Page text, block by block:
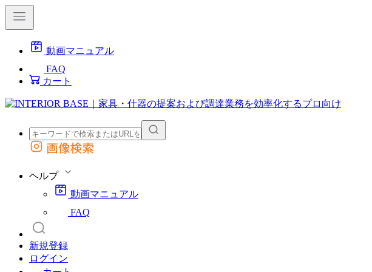
動画マニュアル
FAQ
カート
外部サイトの商品をカートに追加
画像検索
ヘルプ
動画マニュアル
FAQ
新規登録
ログイン